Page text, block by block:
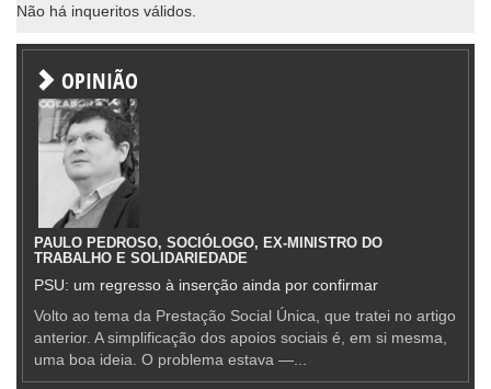
Não há inqueritos válidos.
OPINIÃO
PAULO PEDROSO, SOCIÓLOGO, EX-MINISTRO DO
TRABALHO E SOLIDARIEDADE
PSU: um regresso à inserção ainda por confirmar
Volto ao tema da Prestação Social Única, que tratei no artigo
anterior. A simplificação dos apoios sociais é, em si mesma,
uma boa ideia. O problema estava —...